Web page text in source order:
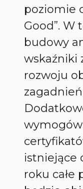
poziomie
Good”. W
budowy
wskaźniki
rozwoju
istniejące
roku całe